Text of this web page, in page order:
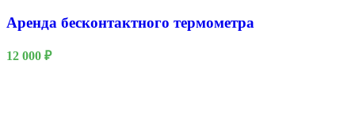
Аренда бесконтактного термометра
12 000 ₽